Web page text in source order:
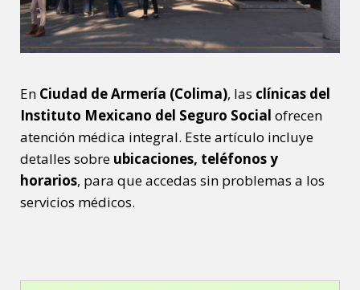
En Ciudad de Armería (Colima), las clínicas del
Instituto Mexicano del Seguro Social ofrecen
atención médica integral. Este artículo incluye
detalles sobre ubicaciones, teléfonos y
horarios, para que accedas sin problemas a los
servicios médicos.